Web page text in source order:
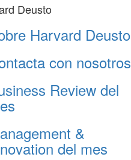
Deusto
Harvard Deusto
con nosotros
Review del
&
del mes